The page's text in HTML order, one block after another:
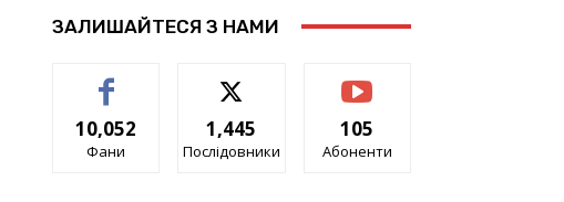
ЗАЛИШАЙТЕСЯ З НАМИ
10,052
Фани
1,445
Послідовники
105
Абоненти